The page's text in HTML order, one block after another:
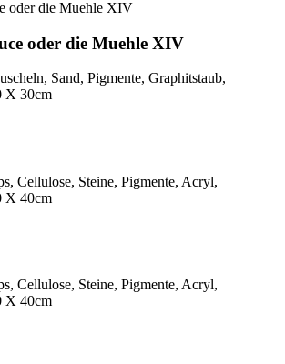
oder die Muehle XIV
Sand, Pigmente, Graphitstaub,
X 30cm
Cellulose, Steine, Pigmente, Acryl,
X 40cm
Cellulose, Steine, Pigmente, Acryl,
X 40cm